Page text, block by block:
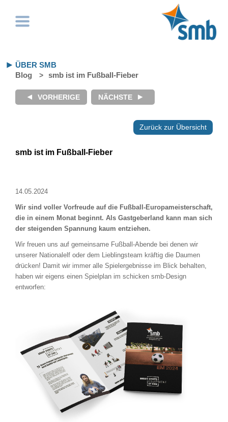
ÜBER SMB
Blog
smb ist im Fußball-Fieber
Zurück zur Übersicht
smb ist im Fußball-Fieber
14.05.2024
Wir sind voller Vorfreude auf die Fußball-Europameisterschaft,
die in einem Monat beginnt. Als Gastgeberland kann man sich
der steigenden Spannung kaum entziehen.
Wir freuen uns auf gemeinsame Fußball-Abende bei denen wir
unserer Nationalelf oder dem Lieblingsteam kräftig die Daumen
drücken! Damit wir immer alle Spielergebnisse im Blick behalten,
haben wir eigens einen Spielplan im schicken smb-Design
entworfen: